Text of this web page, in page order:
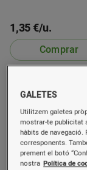
1,35 €/u.
Comprar
GALETES
Utilitzem galetes
mostrar-te publicitat
hàbits de
corresponents.
prement el botó
nostra Política de